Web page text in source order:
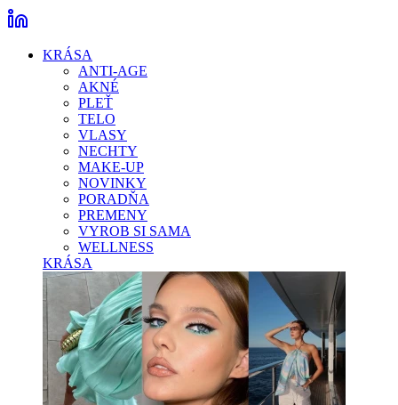
KRÁSA
ANTI-AGE
AKNÉ
PLEŤ
TELO
VLASY
NECHTY
MAKE-UP
NOVINKY
PORADŇA
PREMENY
VYROB SI SAMA
WELLNESS
KRÁSA